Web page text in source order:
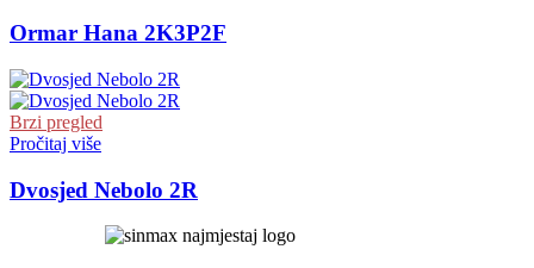
Ormar Hana 2K3P2F
Brzi pregled
Pročitaj više
Dvosjed Nebolo 2R